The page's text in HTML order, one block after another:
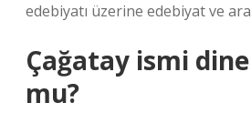
edebiyatı üzerine edebiyat ve
Çağatay ismi
mu?